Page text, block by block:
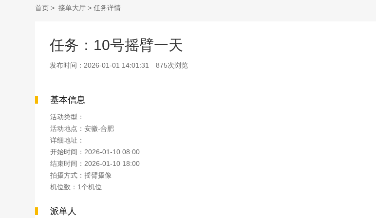
首页 > 接单大厅 > 任务详情
任务：10号摇臂一天
发布时间： 2026-01-01 14:01:31 875次浏览
基本信息
活动类型：
活动地点：安徽-合肥
详细地址：
开始时间：2026-01-10 08:00
结束时间：2026-01-10 18:00
拍摄方式：摇臂摄像
机位数：1个机位
派单人